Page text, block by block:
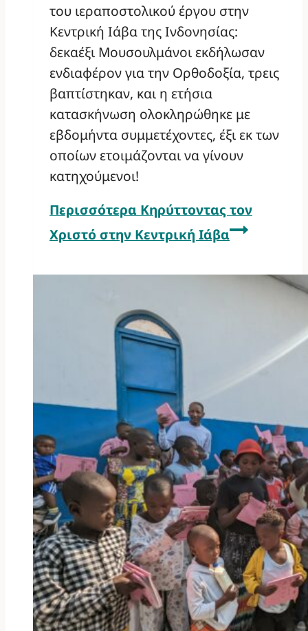
του ιεραποστολικού έργου στην
Κεντρική Ιάβα της Ινδονησίας:
δεκαέξι Μουσουλμάνοι εκδήλωσαν
ενδιαφέρον για την Ορθοδοξία, τρεις
βαπτίστηκαν, και η ετήσια
κατασκήνωση ολοκληρώθηκε με
εβδομήντα συμμετέχοντες, έξι εκ των
οποίων ετοιμάζονται να γίνουν
κατηχούμενοι!
Περισσότερα Κηρύττοντας τον
Χριστό στην Κεντρική Ιάβα